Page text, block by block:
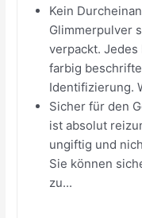
Kein
Glimmerpulver
verpackt.
farbig
Identifizierung.
Sicher für den
ist absolut
ungiftig und
Sie können
zu...